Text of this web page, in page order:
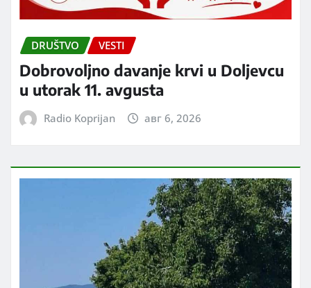
DRUŠTVO VESTI
Dobrovoljno davanje krvi u Doljevcu
u utorak 11. avgusta
Radio Koprijan авг 6, 2026